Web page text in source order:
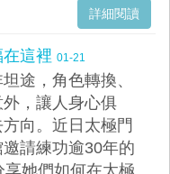
詳細閱讀
這裡 01-21
途，角色轉換、
，讓人身心俱
向。近日太極門
請練功逾30年的
她們如何在太極